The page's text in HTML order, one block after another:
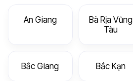
An Giang
Bà Rịa Vũng
Tàu
Bắc Giang Bắc Kạn